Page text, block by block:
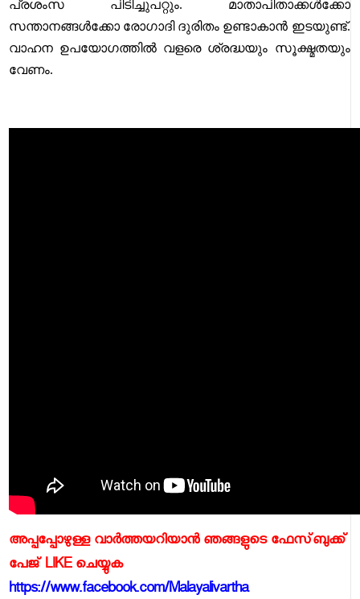
പ്രശംസ പിടിച്ചുപറ്റും. മാതാപിതാക്കൾക്കോ
സന്താനങ്ങൾക്കോ രോഗാദി ദുരിതം ഉണ്ടാകാൻ ഇടയുണ്ട്.
വാഹന ഉപയോഗത്തിൽ വളരെ ശ്രദ്ധയും സൂക്ഷ്മതയും
വേണം.
അപ്പപ്പോഴുള്ള വാര്‍ത്തയറിയാന്‍ ഞങ്ങളുടെ ഫേസ്‌ബുക്ക്‌
പേജ് LIKE ചെയ്യുക
https://www.facebook.com/Malayalivartha